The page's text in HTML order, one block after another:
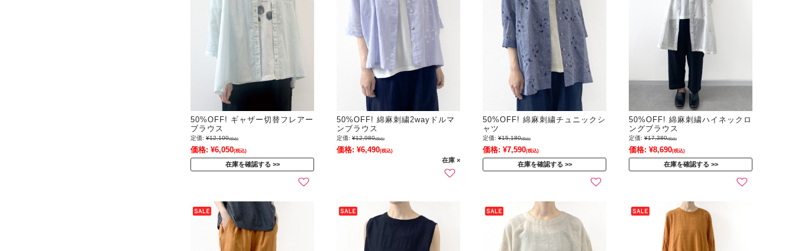
50%OFF! ギャザー切替フレアー
ブラウス
定価: ¥12,100(税込)
価格: ¥6,050(税込)
在庫を確認する
50%OFF! 綿麻刺繍2wayドルマ
ンブラウス
定価: ¥12,980(税込)
価格: ¥6,490(税込)
在庫 ×
50%OFF! 綿麻刺繍チュニックシ
ャツ
定価: ¥15,180(税込)
価格: ¥7,590(税込)
在庫を確認する
50%OFF! 綿麻刺繍ハイネックロ
ングブラウス
定価: ¥17,380(税込)
価格: ¥8,690(税込)
在庫を確認する